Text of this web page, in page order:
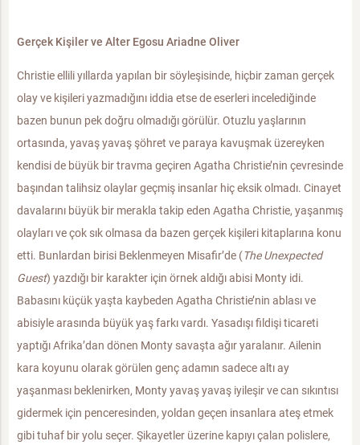
Gerçek Kişiler ve Alter Egosu Ariadne Oliver
Christie ellili yıllarda yapılan bir söyleşisinde, hiçbir zaman gerçek
olay ve kişileri yazmadığını iddia etse de eserleri incelediğinde
bazen bunun pek doğru olmadığı görülür. Otuzlu yaşlarının
ortasında, yavaş yavaş şöhret ve paraya kavuşmak üzereyken
kendisi de büyük bir travma geçiren Agatha Christie’nin çevresinde
başından talihsiz olaylar geçmiş insanlar hiç eksik olmadı. Cinayet
davalarını büyük bir merakla takip eden Agatha Christie, yaşanmış
olayları ve çok sık olmasa da bazen gerçek kişileri kitaplarına konu
etti. Bunlardan birisi Beklenmeyen Misafir’de (The Unexpected
Guest) yazdığı bir karakter için örnek aldığı abisi Monty idi.
Babasını küçük yaşta kaybeden Agatha Christie’nin ablası ve
abisiyle arasında büyük yaş farkı vardı. Yasadışı fildişi ticareti
yaptığı Afrika’dan dönen Monty savaşta ağır yaralanır. Ailenin
kara koyunu olarak görülen genç adamın sadece altı ay
yaşanması beklenirken, Monty yavaş yavaş iyileşir ve can sıkıntısı
gidermek için penceresinden, yoldan geçen insanlara ateş etmek
gibi tuhaf bir yolu seçer. Şikayetler üzerine kapıyı çalan polislere,